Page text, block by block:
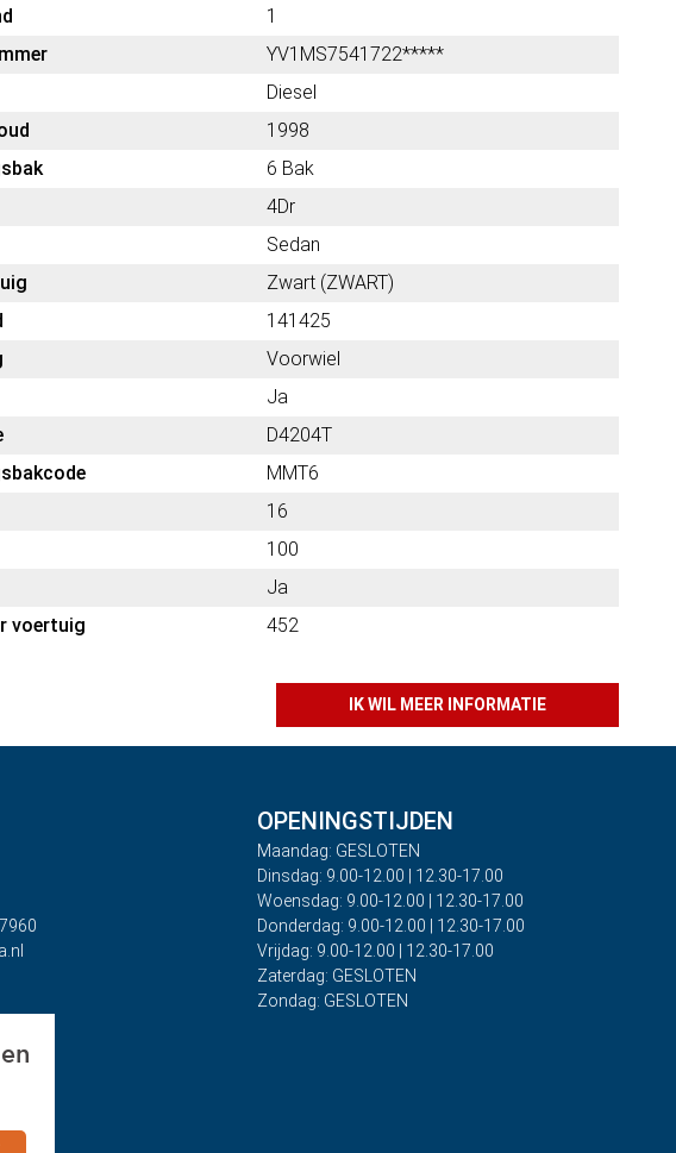
1
YV1MS7541722*****
Diesel
1998
6 Bak
4Dr
Sedan
Zwart (ZWART)
141425
Voorwiel
Ja
D4204T
MMT6
16
100
Ja
voertuig
452
IK WIL MEER INFORMATIE
OPENINGSTIJDEN
Maandag: GESLOTEN
Dinsdag: 9.00-12.00 | 12.30-17.00
Woensdag: 9.00-12.00 | 12.30-17.00
Donderdag: 9.00-12.00 | 12.30-17.00
Vrijdag: 9.00-12.00 | 12.30-17.00
Zaterdag: GESLOTEN
Zondag: GESLOTEN